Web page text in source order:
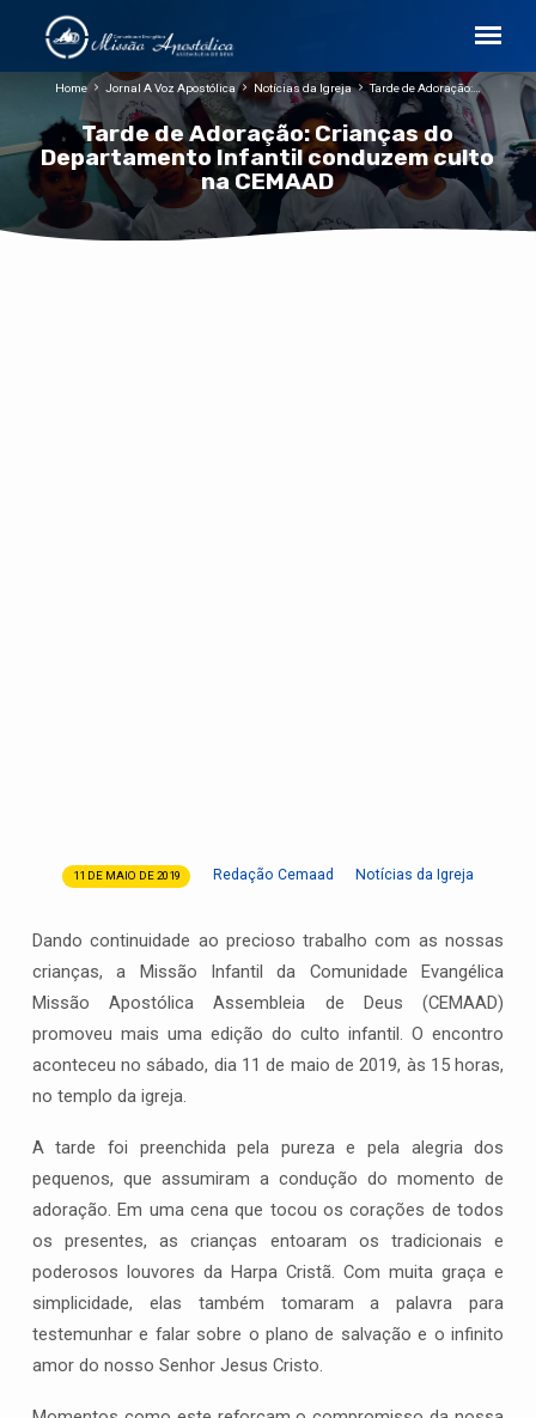
Tarde de Adoração: Crianças do
Departamento Infantil conduzem culto
na CEMAAD
Home Jornal A Voz Apostólica Notícias da Igreja Tarde de Adoração:…
Tarde
de
Adoração:
Crianças
do
Departamento
Infantil
conduzem
na
CEMAAD
11 DE MAIO DE 2019 Redação Cemaad Notícias da Igreja
Dando continuidade ao precioso trabalho com as nossas
crianças, a Missão Infantil da Comunidade Evangélica
Missão Apostólica Assembleia de Deus (CEMAAD)
promoveu mais uma edição do culto infantil. O encontro
aconteceu no sábado, dia 11 de maio de 2019, às 15 horas,
no templo da igreja.
A tarde foi preenchida pela pureza e pela alegria dos
pequenos, que assumiram a condução do momento de
adoração. Em uma cena que tocou os corações de todos
os presentes, as crianças entoaram os tradicionais e
poderosos louvores da Harpa Cristã. Com muita graça e
simplicidade, elas também tomaram a palavra para
testemunhar e falar sobre o plano de salvação e o infinito
amor do nosso Senhor Jesus Cristo.